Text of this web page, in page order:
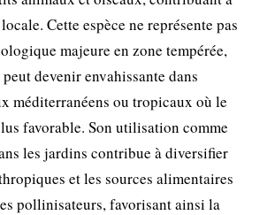
Cette espèce ne représente pas
majeure en zone tempérée,
devenir envahissante dans
méditerranéens ou tropicaux où le
favorable. Son utilisation comme
les jardins contribue à diversifier
et les sources alimentaires
pollinisateurs, favorisant ainsi la